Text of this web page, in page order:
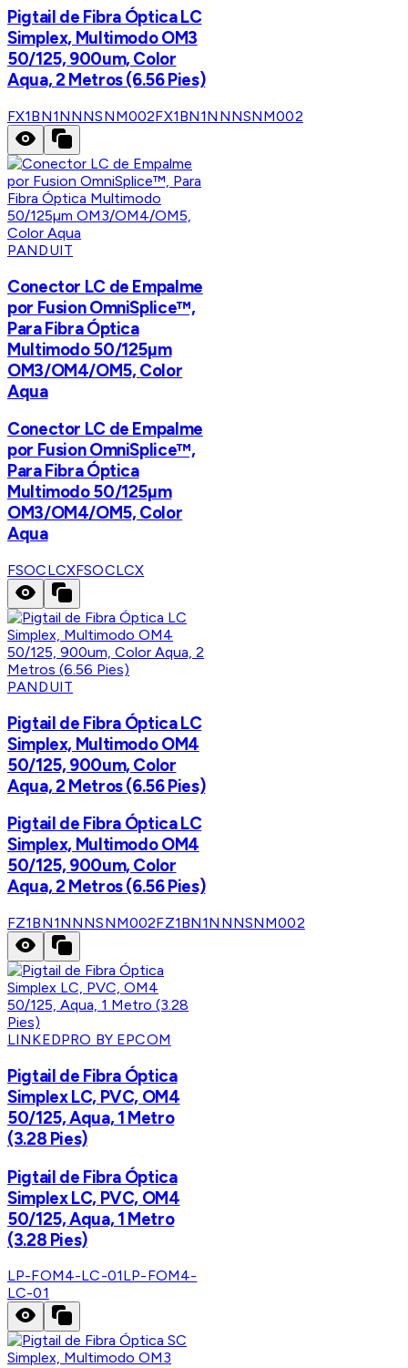
Pigtail de Fibra Óptica LC
Simplex, Multimodo OM3
50/125, 900um, Color
Aqua, 2 Metros (6.56 Pies)
FX1BN1NNNSNM002FX1BN1NNNSNM002
PANDUIT
Conector LC de Empalme
por Fusion OmniSplice™,
Para Fibra Óptica
Multimodo 50/125µm
OM3/OM4/OM5, Color
Aqua
Conector LC de Empalme
por Fusion OmniSplice™,
Para Fibra Óptica
Multimodo 50/125µm
OM3/OM4/OM5, Color
Aqua
FSOCLCXFSOCLCX
PANDUIT
Pigtail de Fibra Óptica LC
Simplex, Multimodo OM4
50/125, 900um, Color
Aqua, 2 Metros (6.56 Pies)
Pigtail de Fibra Óptica LC
Simplex, Multimodo OM4
50/125, 900um, Color
Aqua, 2 Metros (6.56 Pies)
FZ1BN1NNNSNM002FZ1BN1NNNSNM002
LINKEDPRO BY EPCOM
Pigtail de Fibra Óptica
Simplex LC, PVC, OM4
50/125, Aqua, 1 Metro
(3.28 Pies)
Pigtail de Fibra Óptica
Simplex LC, PVC, OM4
50/125, Aqua, 1 Metro
(3.28 Pies)
LP-FOM4-LC-01LP-FOM4-
LC-01